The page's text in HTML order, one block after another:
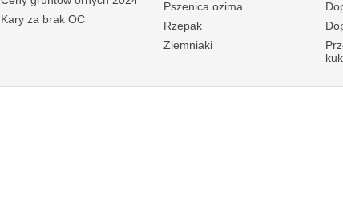
Kary za brak OC
Pszenica ozima
Rzepak
Ziemniaki